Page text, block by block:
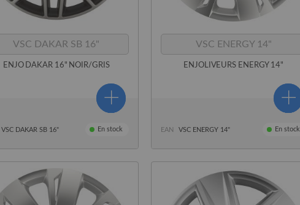
VSC DAKAR SB 16"
ENJO DAKAR 16" NOIR/GRIS
VSC DAKAR SB 16" En stock
VSC ENERGY 14"
ENJOLIVEURS ENERGY 14"
EAN VSC ENERGY 14" En stock